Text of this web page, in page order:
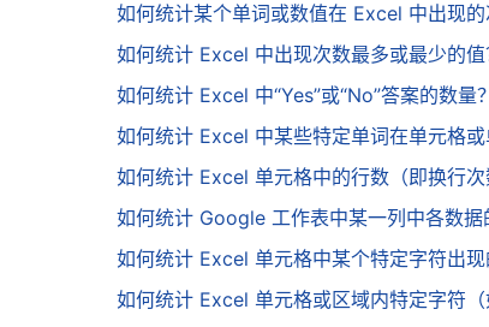
如何统计某个单词或数值在 Excel 中出现的
如何统计 Excel 中出现次数最多或最少的值
如何统计 Excel 中“Yes”或“No”答案的数量？
如何统计 Excel 中某些特定单词在单元格或
如何统计 Excel 单元格中的行数（即换行次
如何统计 Google 工作表中某一列中各数据
如何统计 Excel 单元格中某个特定字符出现
如何统计 Excel 单元格或区域内特定字符（